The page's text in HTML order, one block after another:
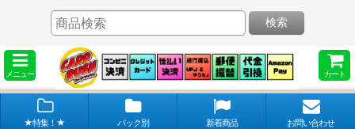
メニュー カート
検索
★特集！★ パック別 新着商品 お問い合わせ